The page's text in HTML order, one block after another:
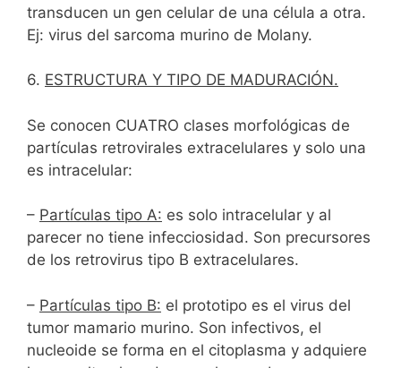
transducen un gen celular de una célula a otra.
Ej: virus del sarcoma murino de Molany.
6. ESTRUCTURA Y TIPO DE MADURACIÓN.
Se conocen CUATRO clases morfológicas de
partículas retrovirales extracelulares y solo una
es intracelular:
– Partículas tipo A: es solo intracelular y al
parecer no tiene infecciosidad. Son precursores
de los retrovirus tipo B extracelulares.
– Partículas tipo B: el prototipo es el virus del
tumor mamario murino. Son infectivos, el
nucleoide se forma en el citoplasma y adquiere